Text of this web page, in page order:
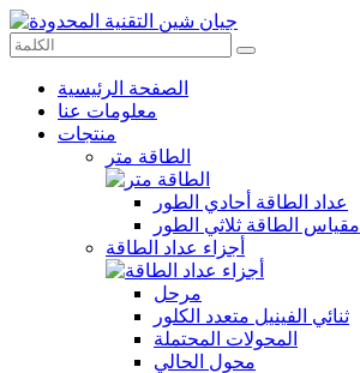
الصفحة الرئيسية
معلومات عنا
منتجات
الطاقة متر
عداد الطاقة أحادي الطور
مقياس الطاقة ثلاثي الطور
أجزاء عداد الطاقة
مرحل
ثنائي الفينيل متعدد الكلور
المحولات المحتملة
محول الحالي